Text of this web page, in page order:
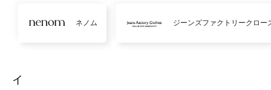
ネノム ジーンズファクトリークロー
イ